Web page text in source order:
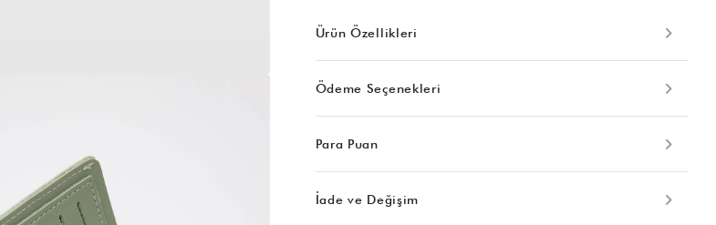
Ürün Özellikleri
Ödeme Seçenekleri
Para Puan
İade ve Değişim